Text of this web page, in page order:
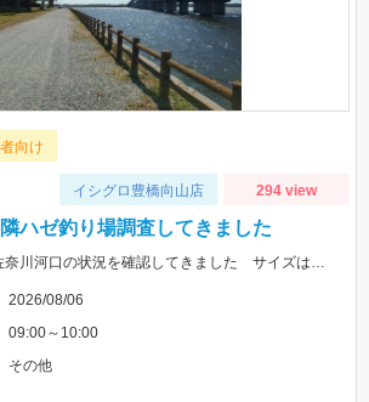
向け
イシグロ豊橋向山店 294 view
ハゼ釣り場調査してきました
当店から近い緑が浜と佐奈川河口の状況を確認してきました サイズはまだ小さめ 針サイズは6号がよさそうです
2026/08/06
09:00～10:00
その他